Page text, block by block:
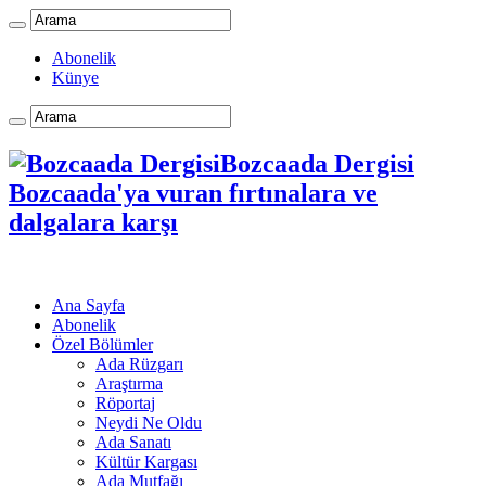
Abonelik
Künye
Bozcaada Dergisi
Bozcaada'ya vuran fırtınalara ve
dalgalara karşı
Ana Sayfa
Abonelik
Özel Bölümler
Ada Rüzgarı
Araştırma
Röportaj
Neydi Ne Oldu
Ada Sanatı
Kültür Kargası
Ada Mutfağı